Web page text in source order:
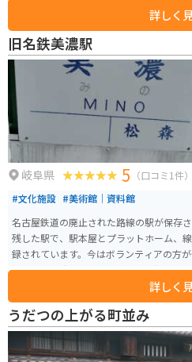
休憩場所として最適です。駐車場も広く
す。また、周辺には、東海北陸自動車道
セスも良好です。 道の駅 美並から少し足を延ばせば、郡上八幡城や、郡上お
どりで有名な郡上八幡の古い町並みなど
郡上八幡は、城下町の面影を残す街並み
ます。また、湧き水で有名な街としても
水スポットがあります。
詳しく
旧名鉄美濃駅
岐阜県 5 （口コミ1件）
#文化施設 #美術館｜資料館
名古屋鉄道の廃止された路線の駅が保存
残した駅で、駅本屋とプラットホーム、
録されています。今はボランティアの方
態が良い。駐車場はすぐ横にあり無料、
詳しく
うだつの上がる町並み